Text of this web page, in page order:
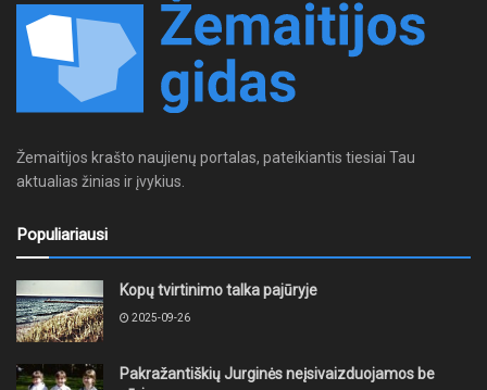
Žemaitijos krašto naujienų portalas, pateikiantis tiesiai Tau
aktualias žinias ir įvykius.
Populiariausi
Kopų tvirtinimo talka pajūryje
2025-09-26
Pakražantiškių Jurginės neįsivaizduojamos be